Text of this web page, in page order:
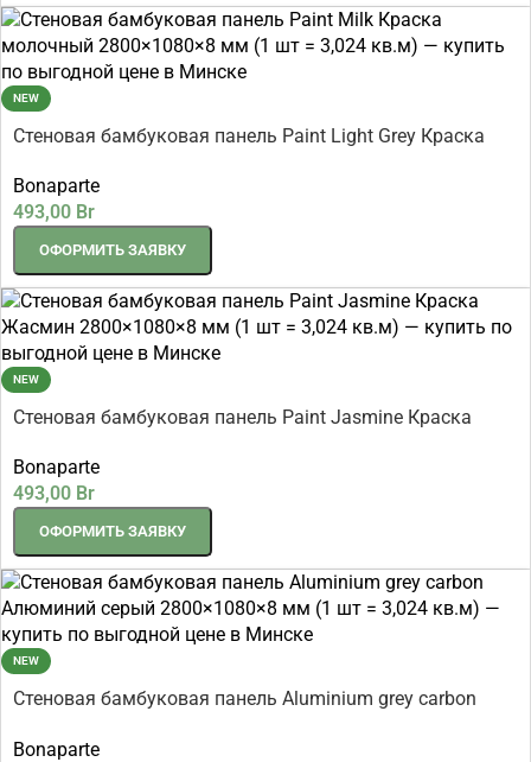
NEW
Стеновая бамбуковая панель Paint Light Grey Краска
Bonaparte
493,00 Br
ОФОРМИТЬ ЗАЯВКУ
NEW
Стеновая бамбуковая панель Paint Jasmine Краска
Bonaparte
493,00 Br
ОФОРМИТЬ ЗАЯВКУ
NEW
Стеновая бамбуковая панель Aluminium grey carbon
Bonaparte